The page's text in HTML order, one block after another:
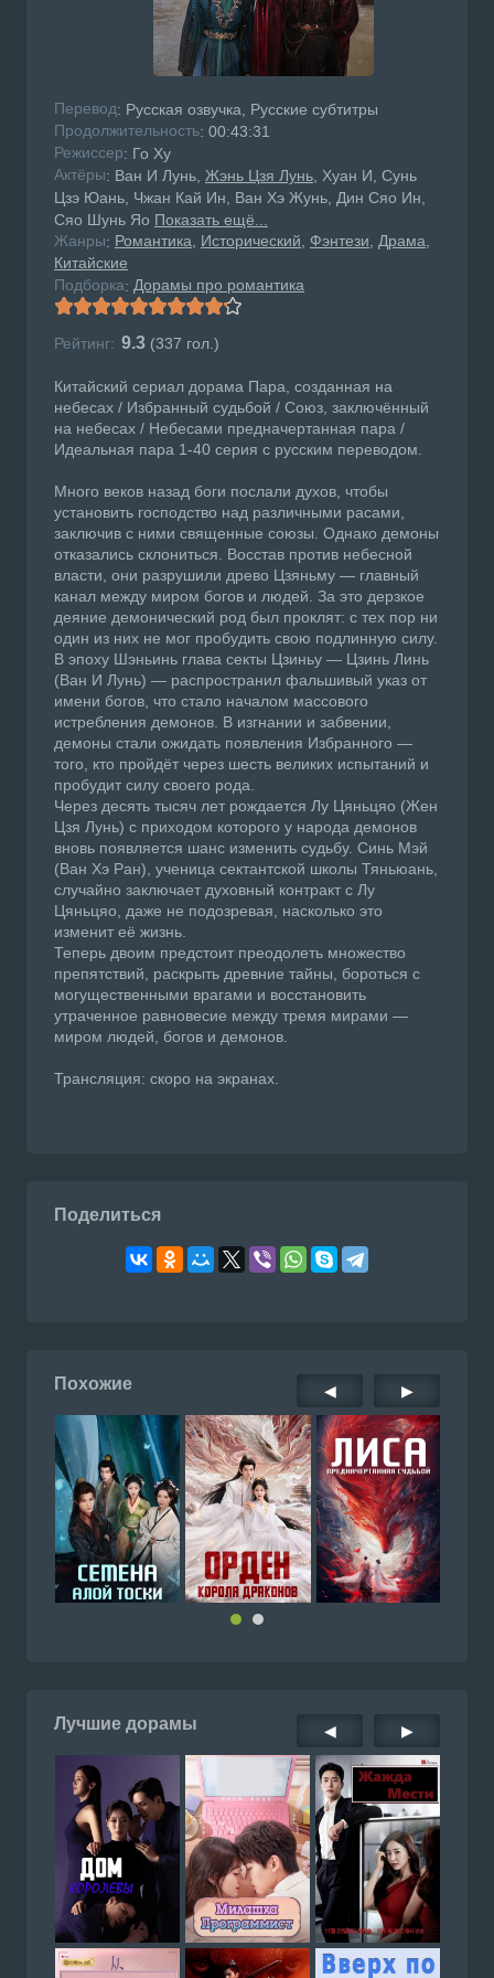
Перевод: Русская озвучка, Русские субтитры
Продолжительность: 00:43:31
Режисcер: Го Ху
Актёры: Ван И Лунь, Жэнь Цзя Лунь, Хуан И, Сунь
Цзэ Юань, Чжан Кай Ин, Ван Хэ Жунь, Дин Сяо Ин,
Сяо Шунь Яо Показать ещё...
Жанры: Романтика Исторический Фэнтези Драма
Китайские
Подборка: Дорамы про романтика
Рейтинг: 9.3 (337 гол.)
Китайский сериал дорама Пара, созданная на
небесах / Избранный судьбой / Союз, заключённый
на небесах / Небесами предначертанная пара /
Идеальная пара 1-40 серия с русским переводом.
Много веков назад боги послали духов, чтобы
установить господство над различными расами,
заключив с ними священные союзы. Однако демоны
отказались склониться. Восстав против небесной
власти, они разрушили древо Цзяньму — главный
канал между миром богов и людей. За это дерзкое
деяние демонический род был проклят: с тех пор ни
один из них не мог пробудить свою подлинную силу.
В эпоху Шэньинь глава секты Цзиньу — Цзинь Линь
(Ван И Лунь) — распространил фальшивый указ от
имени богов, что стало началом массового
истребления демонов. В изгнании и забвении,
демоны стали ожидать появления Избранного —
того, кто пройдёт через шесть великих испытаний и
пробудит силу своего рода.
Через десять тысяч лет рождается Лу Цяньцяо (Жен
Цзя Лунь) с приходом которого у народа демонов
вновь появляется шанс изменить судьбу. Синь Мэй
(Ван Хэ Ран), ученица сектантской школы Тяньюань,
случайно заключает духовный контракт с Лу
Цяньцяо, даже не подозревая, насколько это
изменит её жизнь.
Теперь двоим предстоит преодолеть множество
препятствий, раскрыть древние тайны, бороться с
могущественными врагами и восстановить
утраченное равновесие между тремя мирами —
миром людей, богов и демонов.
Трансляция: скоро на экранах.
Поделиться
Похожие ◀ ▶
Лучшие дорамы ◀ ▶